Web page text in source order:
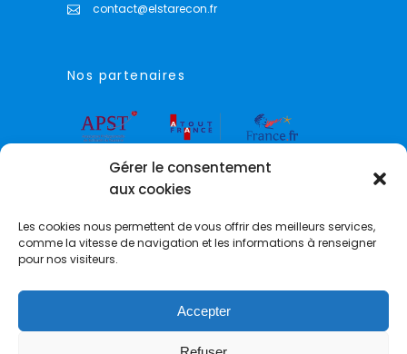
Gérer le consentement
aux cookies
Les cookies nous permettent de vous offrir des meilleurs services,
comme la vitesse de navigation et les informations à renseigner
pour nos visiteurs.
Accepter
contact@elstarecon.fr
Nos partenaires
© 2021 Elstarecon E&C –